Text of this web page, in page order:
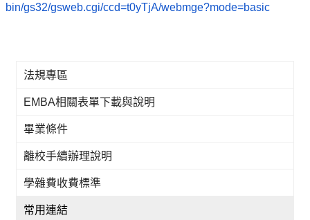
bin/gs32/gsweb.cgi/ccd=t0yTjA/webmge?mode=basic
法規專區
EMBA相關表單下載與說明
畢業條件
離校手續辦理說明
學雜費收費標準
常用連結